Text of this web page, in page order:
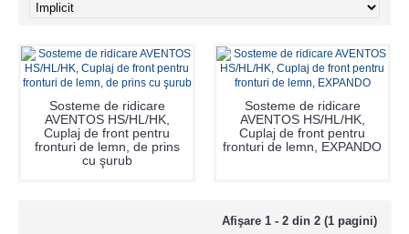
Sosteme de ridicare
AVENTOS HS/HL/HK,
Cuplaj de front pentru
fronturi de lemn, de prins
cu şurub
Sosteme de ridicare
AVENTOS HS/HL/HK,
Cuplaj de front pentru
fronturi de lemn, EXPANDO
Afişare 1 - 2 din 2 (1 pagini)